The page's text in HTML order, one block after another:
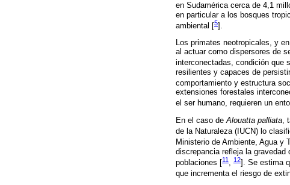
en Sudamérica cerca de 4,1
en particular a los bosques
ambiental [5].
Los primates neotropicales, y
al actuar como dispersores de
interconectadas, condición que
resilientes y capaces de
comportamiento y estructura
extensiones forestales
el ser humano, requieren un
En el caso de Alouatta palliata
de la Naturaleza (IUCN) lo
Ministerio de Ambiente, Agua y
discrepancia refleja la
poblaciones [11 12]. Se estima
que incrementa el riesgo de